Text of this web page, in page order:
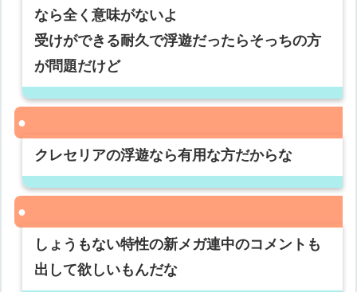
なら全く意味がないよ
受けができる耐久で浮遊だったらそっちの方
が問題だけど
クレセリアの浮遊なら有用な方だからな
しょうもない特性の新メガ連中のコメントも
出して欲しいもんだな